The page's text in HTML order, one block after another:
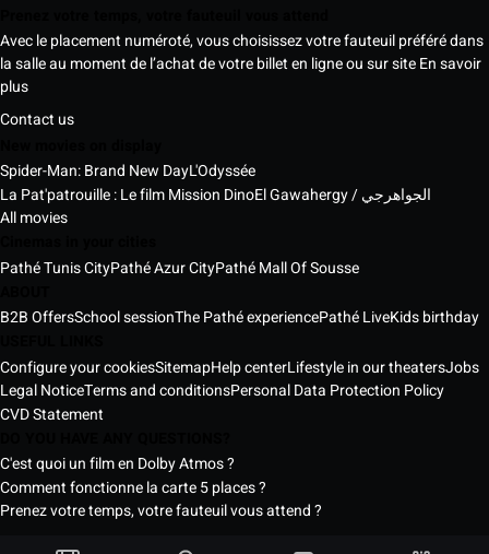
Avec le placement numéroté, vous choisissez votre fauteuil préféré dans
la salle au moment de l’achat de votre billet en ligne ou sur siteEn savoir
plus
Contact us
Spider-Man: Brand New DayL'Odyssée
La Pat'patrouille : Le film Mission Dino
El Gawahergy / الجواهرجي
All movies
Pathé Tunis CityPathé Azur CityPathé Mall Of Sousse
B2B OffersSchool sessionThe Pathé experiencePathé LiveKids birthday
Configure your cookiesSitemapHelp centerLifestyle in our theatersJobs
Legal NoticeTerms and conditionsPersonal Data Protection Policy
CVD Statement
C'est quoi un film en Dolby Atmos ?
Comment fonctionne la carte 5 places ?
Prenez votre temps, votre fauteuil vous attend ?